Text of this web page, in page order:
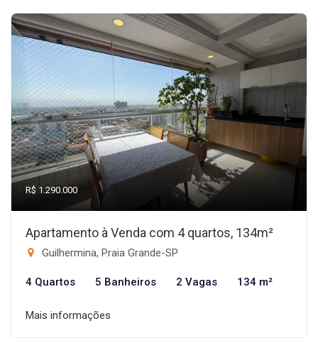
R$ 1.290.000
Apartamento à Venda com 4 quartos, 134m²
Guilhermina, Praia Grande-SP
4 Quartos 5 Banheiros 2 Vagas 134 m²
Mais informações